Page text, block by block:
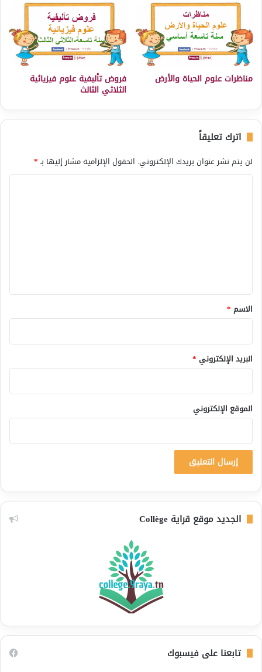
مناظرات علوم الحياة والأرض فروض تأليفية علوم فيزيائية
الثلاثي الثالث
اترك تعليقاً
لن يتم نشر عنوان بريدك الإلكتروني. الحقول الإلزامية مشار إليها بـ*
*
الاسم *
البريد الإلكتروني *
الموقع الإلكتروني
الجديد موقع قراية Collège
تابعنا على فيسبوك